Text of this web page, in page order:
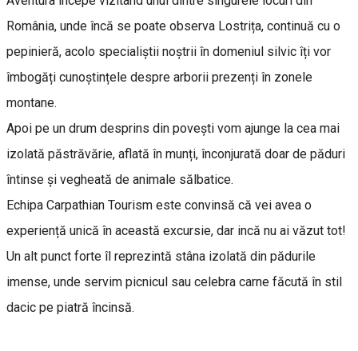
România, unde încă se poate observa Lostrița, continuă cu o
pepinieră, acolo specialiștii noștrii în domeniul silvic îți vor
îmbogăți cunoștințele despre arborii prezenți în zonele
montane.
Apoi pe un drum desprins din povești vom ajunge la cea mai
izolată păstrăvărie, aflată în munți, înconjurată doar de păduri
întinse și vegheată de animale sălbatice.
Echipa Carpathian Tourism este convinsă că vei avea o
experiență unică în această excursie, dar incă nu ai văzut tot!
Un alt punct forte îl reprezintă stâna izolată din pădurile
imense, unde servim picnicul sau celebra carne făcută în stil
dacic pe piatră încinsă.